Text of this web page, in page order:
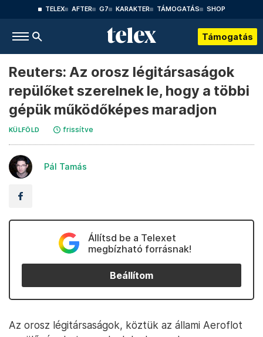
TELEX AFTER G7 KARAKTER TÁMOGATÁS SHOP
Támogatás
Reuters: Az orosz légitársaságok
repülőket szerelnek le, hogy a többi
gépük működőképes maradjon
KÜLFÖLD frissítve
Pál Tamás
Állítsd be a Telexet
megbízható forrásnak!
Beállítom
Az orosz légitársaságok, köztük az állami Aeroflot